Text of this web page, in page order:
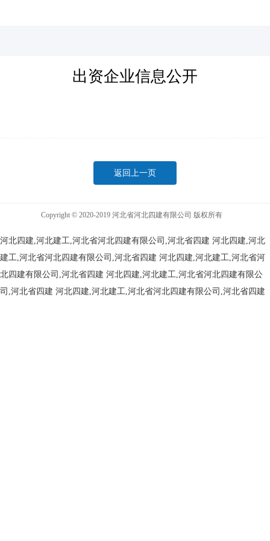
出资企业信息公开
返回上一页
Copyright © 2020-2019 河北省河北四建有限公司 版权所有
河北四建,河北建工,河北省河北四建有限公司,河北省四建 河北四建,河北
建工,河北省河北四建有限公司,河北省四建 河北四建,河北建工,河北省河
北四建有限公司,河北省四建 河北四建,河北建工,河北省河北四建有限公
司,河北省四建 河北四建,河北建工,河北省河北四建有限公司,河北省四建